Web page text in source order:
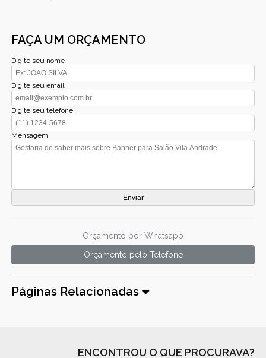
FAÇA UM ORÇAMENTO
Digite seu nome
Digite seu email
Digite seu telefone
Mensagem
Orçamento por Whatsapp
Orçamento pelo Telefone
Páginas Relacionadas
ENCONTROU O QUE PROCURAVA?